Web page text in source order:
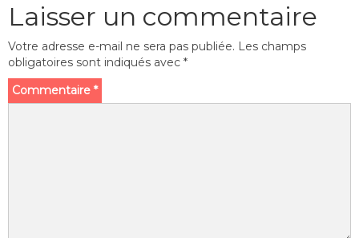
Laisser un commentaire
Votre adresse e-mail ne sera pas publiée. Les champs
obligatoires sont indiqués avec *
Commentaire *